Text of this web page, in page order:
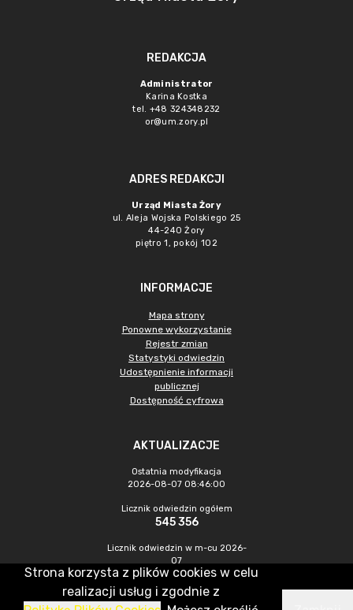
REDAKCJA
Administrator
Karina Kostka
tel. +48 324348232
or@um.zory.pl
ADRES REDAKCJI
Urząd Miasta Żory
ul. Aleja Wojska Polskiego 25
44-240 Żory
piętro 1, pokój 102
INFORMACJE
Mapa strony
Ponowne wykorzystanie
Rejestr zmian
Statystyki odwiedzin
Udostępnienie informacji
publicznej
Dostępność cyfrowa
AKTUALIZACJE
Ostatnia modyfikacja
2026-08-07 08:46:00
Licznik odwiedzin ogółem
545 356
Licznik odwiedzin w m-cu 2026-
07
1 372
Strona korzysta z plików cookies w celu
realizacji usług i zgodnie z